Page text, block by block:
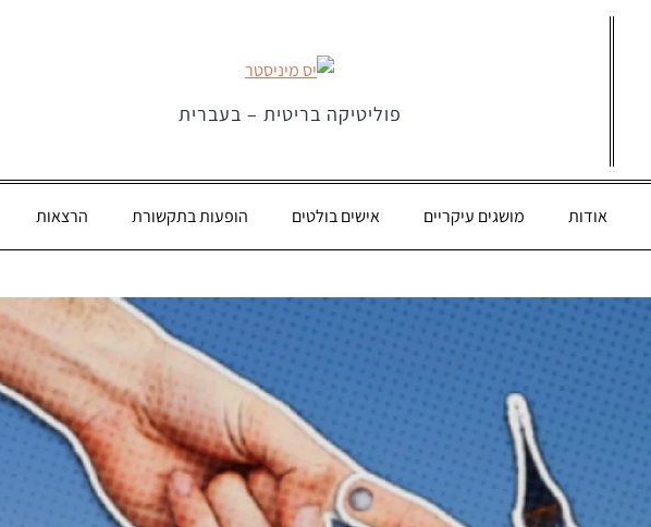
פוליטיקה בריטית – בעברית
אודות מושגים עיקריים אישים בולטים הופעות בתקשורת הרצאות